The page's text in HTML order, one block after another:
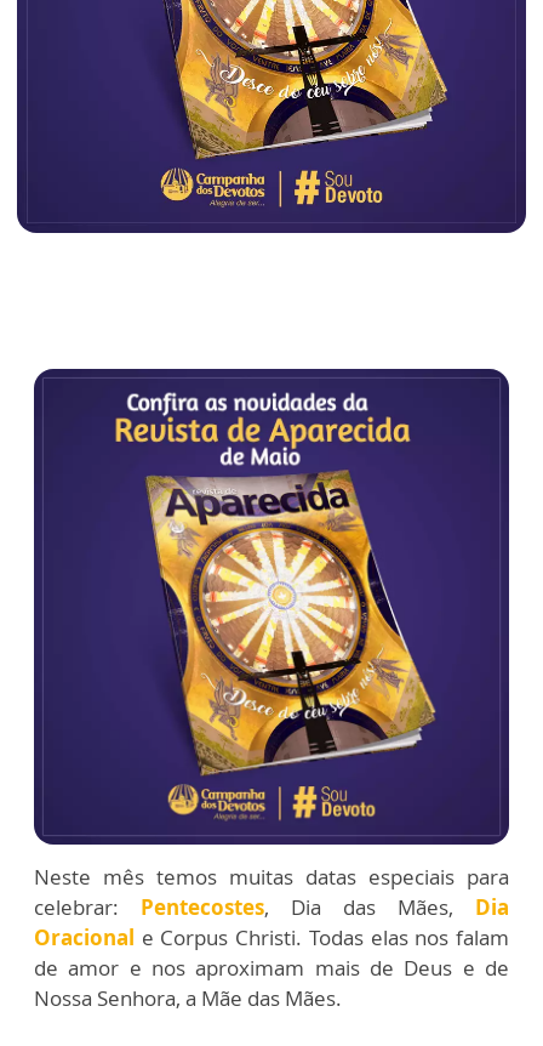
Neste mês temos muitas datas especiais para
celebrar: Pentecostes, Dia das Mães, Dia
Oracional e Corpus Christi. Todas elas nos falam
de amor e nos aproximam mais de Deus e de
Nossa Senhora, a Mãe das Mães.